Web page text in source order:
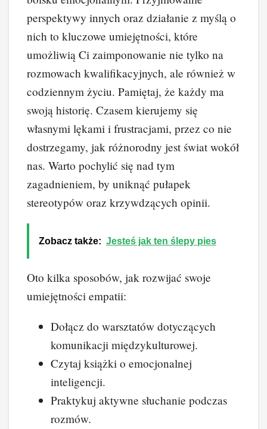
perspektywy innych oraz działanie z myślą o
nich to kluczowe umiejętności, które
umożliwią Ci zaimponowanie nie tylko na
rozmowach kwalifikacyjnych, ale również w
codziennym życiu. Pamiętaj, że każdy ma
swoją historię. Czasem kierujemy się
własnymi lękami i frustracjami, przez co nie
dostrzegamy, jak różnorodny jest świat wokół
nas. Warto pochylić się nad tym
zagadnieniem, by uniknąć pułapek
stereotypów oraz krzywdzących opinii.
Zobacz także: Jesteś jak ten ślepy pies
Oto kilka sposobów, jak rozwijać swoje
umiejętności empatii:
Dołącz do warsztatów dotyczących
komunikacji międzykulturowej.
Czytaj książki o emocjonalnej
inteligencji.
Praktykuj aktywne słuchanie podczas
rozmów.